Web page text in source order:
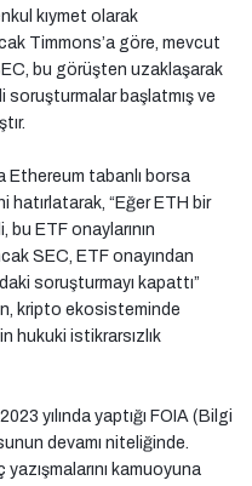
kıymet olarak
Timmons’a göre, mevcut
bu görüşten uzaklaşarak
soruşturmalar başlatmış ve
Ethereum tabanlı borsa
hatırlatarak, “Eğer ETH bir
bu ETF onaylarının
SEC, ETF onayından
soruşturmayı kapattı”
kripto ekosisteminde
hukuki istikrarsızlık
yılında yaptığı FOIA (Bilgi
devamı niteliğinde.
kamuoyuna